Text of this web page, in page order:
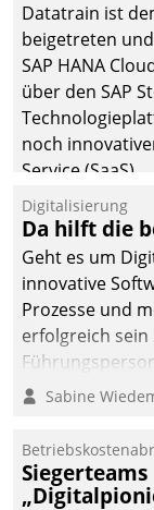
Datatrain ist
beigetreten
SAP HANA
über den SAP
noch
Service (SaaS).
Digitalisierung
Da hilft die
Geht es um
innovative
Prozesse und
erfolgreich sein
verändern und
Sabine
Siegerteams